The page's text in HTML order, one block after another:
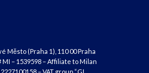
Město (Praha 1), 110 00 Praha
MI – 1539598 – Affiliate to Milan